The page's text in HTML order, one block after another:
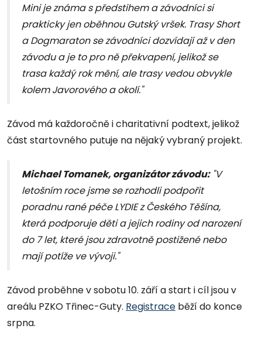
Mini je známa s předstihem a závodníci si
prakticky jen oběhnou Gutský vršek. Trasy Short
a Dogmaraton se závodníci dozvídají až v den
závodu a je to pro ně překvapení, jelikož se
trasa každý rok mění, ale trasy vedou obvykle
kolem Javorového a okolí."
Závod má každoročně i charitativní podtext, jelikož
část startovného putuje na nějaký vybraný projekt.
Michael Tomanek, organizátor závodu:"V
letošním roce jsme se rozhodli podpořit
poradnu rané péče LYDIE z Českého Těšína,
která podporuje děti a jejich rodiny od narození
do 7 let, které jsou zdravotně postižené nebo
mají potíže ve vývoji."
Závod proběhne v sobotu 10. září a start i cíl jsou v
areálu PZKO Třinec-Guty. Registrace běží do konce
srpna.